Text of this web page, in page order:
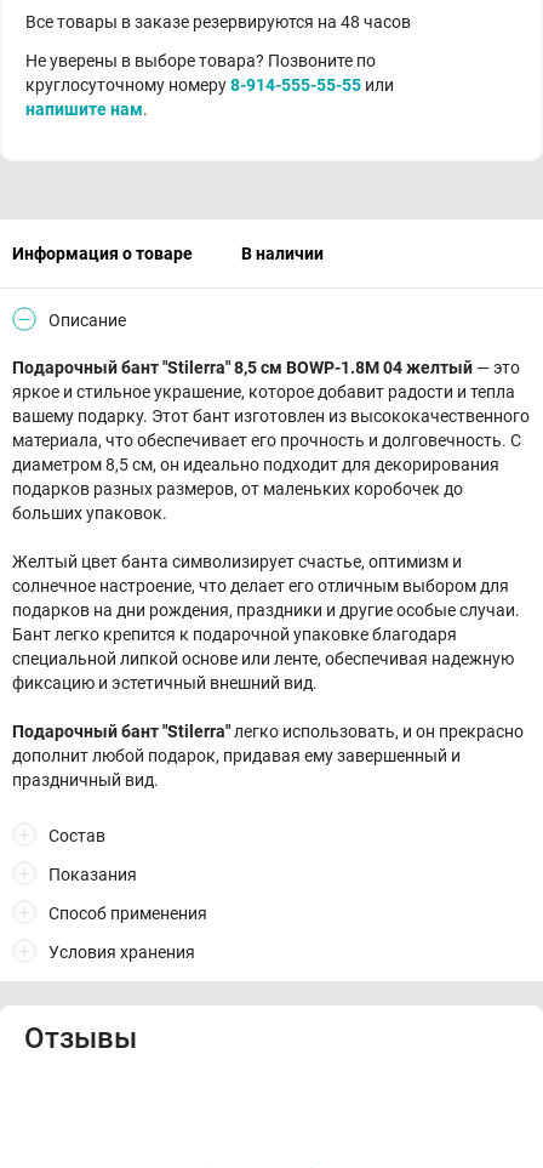
Все товары в заказе резервируются на 48 часов
Не уверены в выборе товара? Позвоните по
круглосуточному номеру8-914-555-55-55 или
напишите нам.
Информация о товаре В наличии
Описание
Подарочный бант "Stilerra" 8,5 см BOWP-1.8M 04 желтый — это
яркое и стильное украшение, которое добавит радости и тепла
вашему подарку. Этот бант изготовлен из высококачественного
материала, что обеспечивает его прочность и долговечность. С
диаметром 8,5 см, он идеально подходит для декорирования
подарков разных размеров, от маленьких коробочек до
больших упаковок.
Желтый цвет банта символизирует счастье, оптимизм и
солнечное настроение, что делает его отличным выбором для
подарков на дни рождения, праздники и другие особые случаи.
Бант легко крепится к подарочной упаковке благодаря
специальной липкой основе или ленте, обеспечивая надежную
фиксацию и эстетичный внешний вид.
Подарочный бант "Stilerra"легко использовать, и он прекрасно
дополнит любой подарок, придавая ему завершенный и
праздничный вид.
Состав
Показания
Способ применения
Условия хранения
Отзывы